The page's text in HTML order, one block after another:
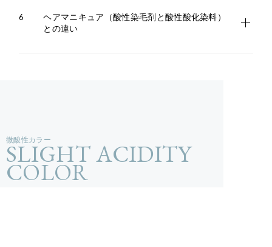
6
ヘアマニキュア（酸性染毛剤と酸性酸化染料）
との違い
微酸性カラー
SLIGHT ACIDITY
COLOR